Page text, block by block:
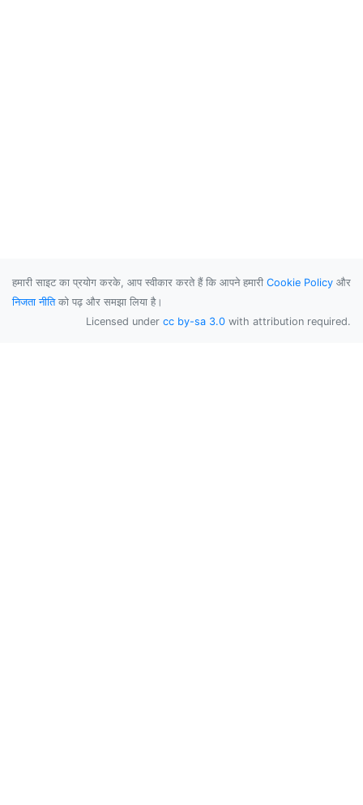
हमारी साइट का प्रयोग करके, आप स्वीकार करते हैं कि आपने हमारी Cookie Policy और
निजता नीतिको पढ़ और समझा लिया है।
Licensed under cc by-sa 3.0 with attribution required.